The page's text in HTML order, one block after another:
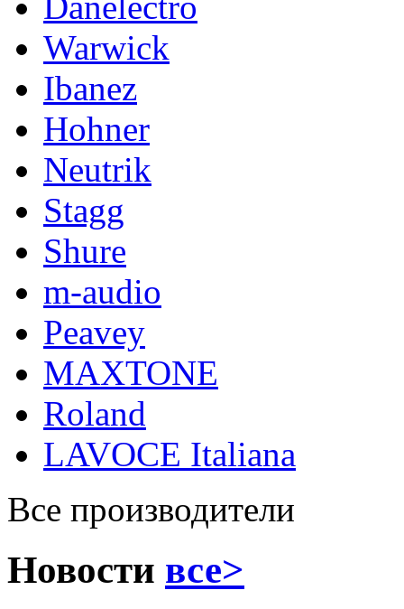
Warwick
Ibanez
Hohner
Neutrik
Stagg
Shure
m-audio
Peavey
MAXTONE
Roland
LAVOCE Italiana
Все производители
Новости все>